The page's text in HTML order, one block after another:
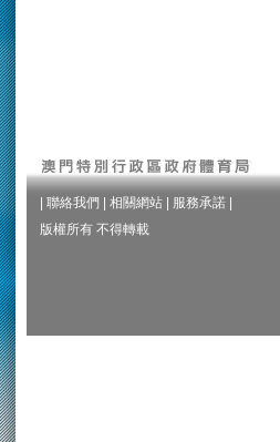
聯絡我們 相關網站 服務承諾
版權所有 不得轉載